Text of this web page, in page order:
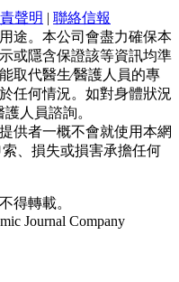
聲明 | 聯絡信報
途。本公司會盡力確保本
或隱含保證該等資訊均準
取代醫生∕醫護人員的專
任何情況。如對身體狀況
人員諮詢。
供者一概不會就使用本網
、損失或損害承擔任何
得轉載。
Journal Company